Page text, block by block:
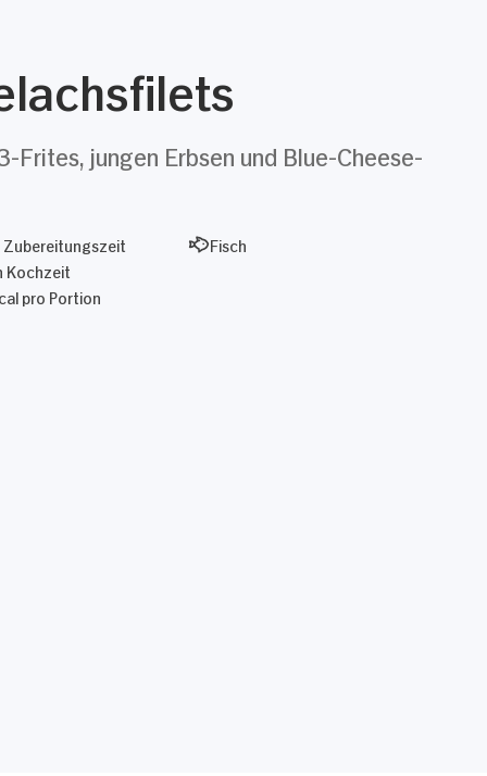
Frites, jungen Erbsen und Blue-Cheese-
Zubereitungszeit
Kochzeit
pro Portion
Fisch